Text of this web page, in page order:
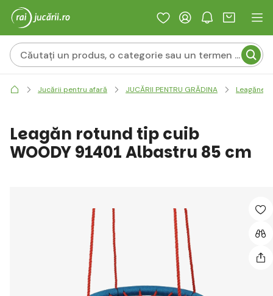
Jucării pentru afară JUCĂRII PENTRU GRĂDINA Leagăne
Leagăn rotund tip cuib
WOODY 91401 Albastru 85 cm